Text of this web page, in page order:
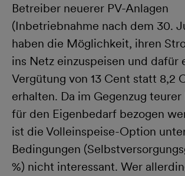
Betreiber neuerer PV-Anlagen
(Inbetriebnahme nach dem 30.
haben die Möglichkeit, ihren
ins Netz einzuspeisen und dafür
Vergütung von 13 Cent statt 8,2
erhalten. Da im Gegenzug
für den Eigenbedarf bezogen
ist die Volleinspeise-Option
Bedingungen
%) nicht interessant. Wer